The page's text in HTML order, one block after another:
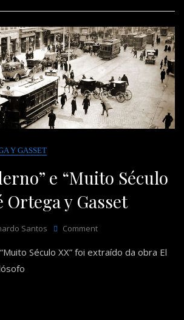
Y GASSET
e “Muito Século
Ortega y Gasset
Santos CommentOn
“Moderno”
Século XX” foi extraído da obra El